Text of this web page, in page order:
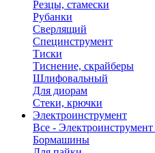
Резцы, стамески
Рубанки
Сверлящий
Специнструмент
Тиски
Тиснение, скрайберы
Шлифовальный
Для диорам
Стеки, крючки
Электроинструмент
Все - Электроинструмент
Бормашины